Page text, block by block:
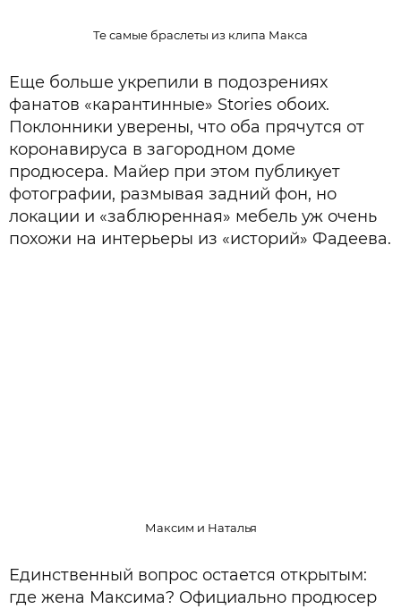
Те самые браслеты из клипа Макса
Еще больше укрепили в подозрениях
фанатов «карантинные» Stories обоих.
Поклонники уверены, что оба прячутся от
коронавируса в загородном доме
продюсера. Майер при этом публикует
фотографии, размывая задний фон, но
локации и «заблюренная» мебель уж очень
похожи на интерьеры из «историй» Фадеева.
Максим и Наталья
Единственный вопрос остается открытым:
где жена Максима? Официально продюсер